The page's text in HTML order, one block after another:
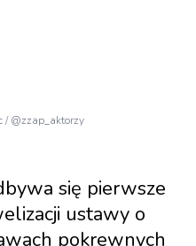
/ @zzap_aktorzy
się pierwsze
ustawy o
pokrewnych